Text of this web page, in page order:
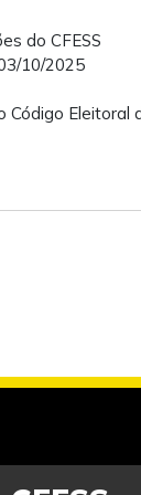
do CFESS
10/2025
Eleitoral